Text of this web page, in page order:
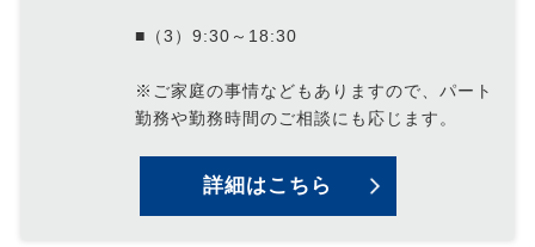
■（3）9:30～18:30
※ご家庭の事情などもありますので、パート
勤務や勤務時間のご相談にも応じます。
詳細はこちら